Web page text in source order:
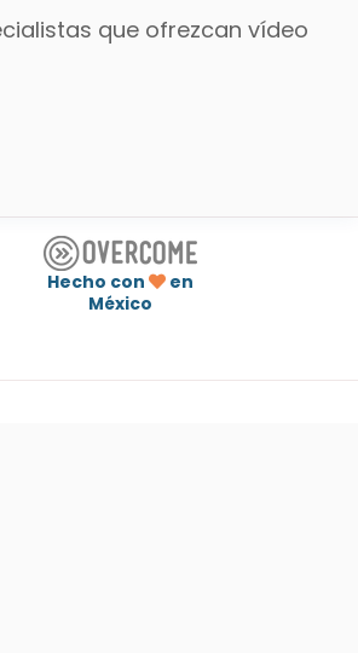
que ofrezcan vídeo
Hecho con
en
México